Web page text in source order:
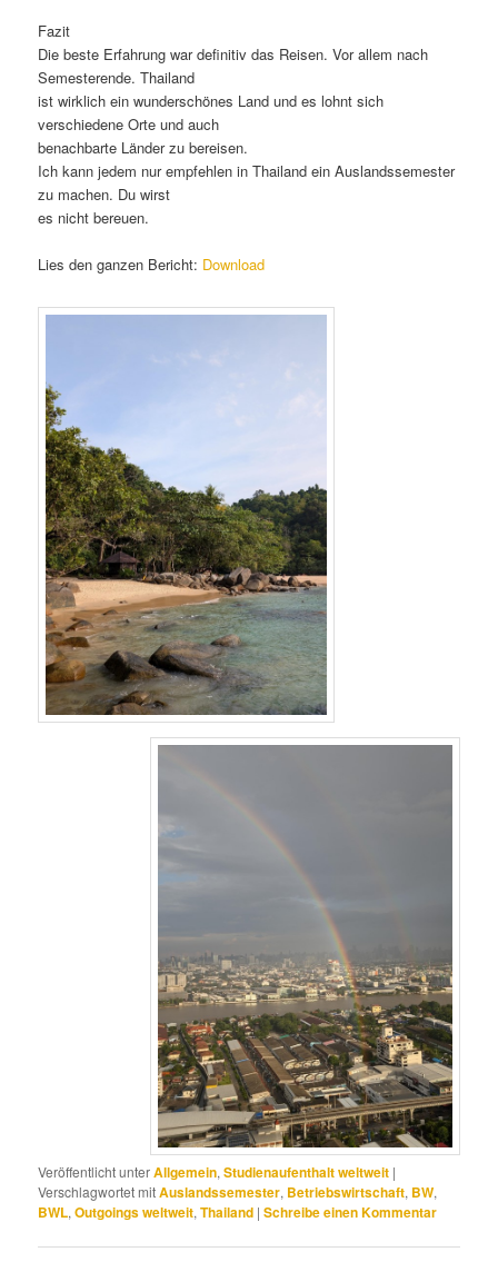
Fazit
Die beste Erfahrung war definitiv das Reisen. Vor allem nach
Semesterende. Thailand
ist wirklich ein wunderschönes Land und es lohnt sich
verschiedene Orte und auch
benachbarte Länder zu bereisen.
Ich kann jedem nur empfehlen in Thailand ein Auslandssemester
zu machen. Du wirst
es nicht bereuen.
Lies den ganzen Bericht: Download
Veröffentlicht unterAllgemein,Studienaufenthalt weltweit |
Verschlagwortet mitAuslandssemester, Betriebswirtschaft, BW,
BWL,Outgoings weltweit,Thailand |Schreibe einen Kommentar